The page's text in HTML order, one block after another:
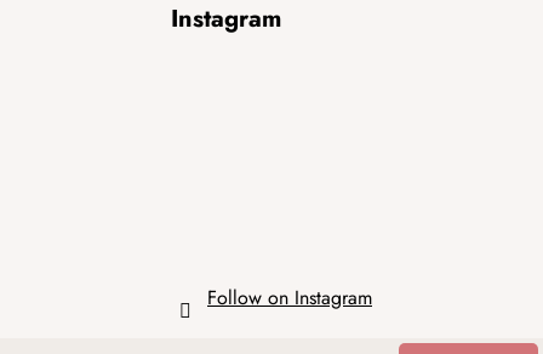
Instagram
Follow on Instagram